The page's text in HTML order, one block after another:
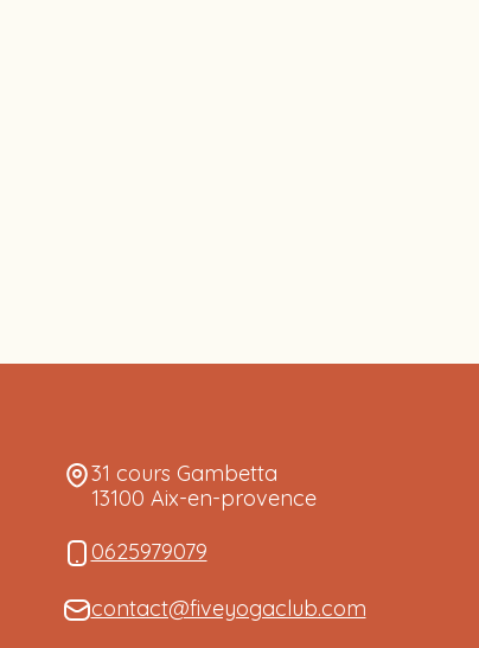
31 cours Gambetta
13100 Aix-en-provence
0625979079
contact@fiveyogaclub.com